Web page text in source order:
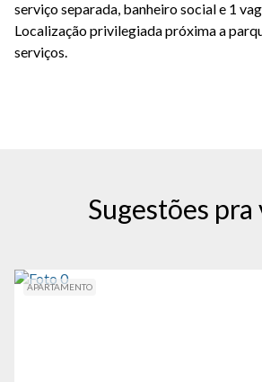
serviço separada, banheiro social e 1
Localização privilegiada próxima a
serviços.
Sugestões pra
APARTAMENTO